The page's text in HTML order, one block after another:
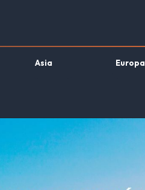
Asia Europa